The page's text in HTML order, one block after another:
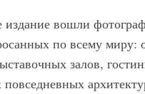
издание вошли
по всему миру:
залов,